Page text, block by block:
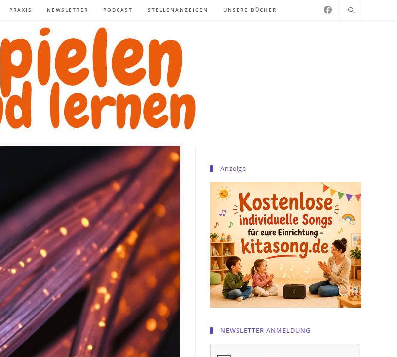
PRAXIS NEWSLETTER PODCAST STELLENANZEIGEN UNSERE BÜCHER
Anzeige
NEWSLETTER ANMELDUNG